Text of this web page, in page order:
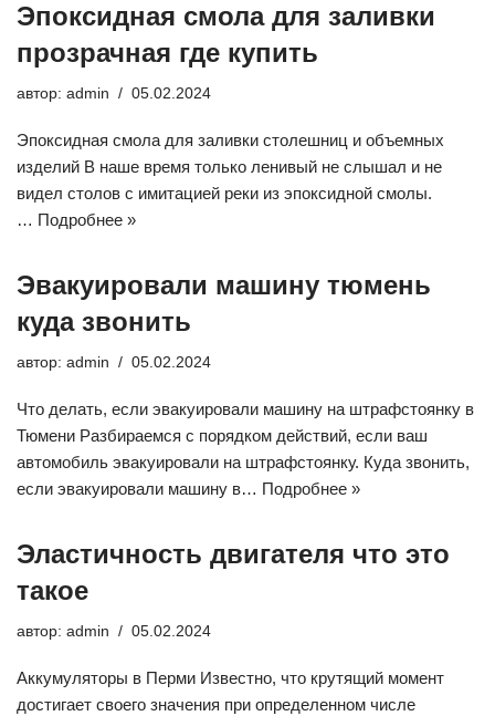
Эпоксидная смола для заливки
прозрачная где купить
автор: admin 05.02.2024
Эпоксидная смола для заливки столешниц и объемных
изделий В наше время только ленивый не слышал и не
видел столов с имитацией реки из эпоксидной смолы.
… Подробнее »
Эвакуировали машину тюмень
куда звонить
автор: admin 05.02.2024
Что делать, если эвакуировали машину на штрафстоянку в
Тюмени Разбираемся с порядком действий, если ваш
автомобиль эвакуировали на штрафстоянку. Куда звонить,
если эвакуировали машину в… Подробнее »
Эластичность двигателя что это
такое
автор: admin 05.02.2024
Аккумуляторы в Перми Известно, что крутящий момент
достигает своего значения при определенном числе